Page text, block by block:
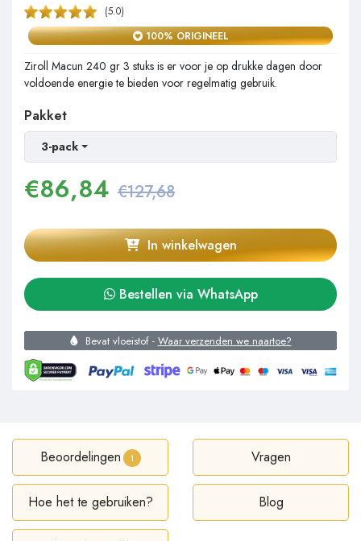
(5.0)
100% ORIGINEEL
Ziroll Macun 240 gr 3 stuks is er voor je op drukke dagen door
voldoende energie te bieden voor regelmatig gebruik.
Pakket
3-pack
€86,84 €127,68
In winkelwagen
Bestellen via WhatsApp
Bevat vloeistof - Waar verzenden we naartoe?
Beoordelingen 1 Vragen
Hoe het te gebruiken? Blog